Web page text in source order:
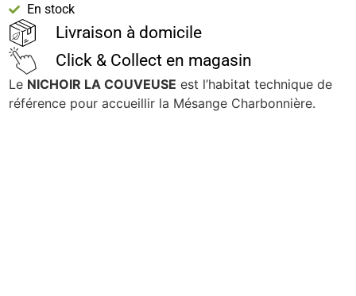
En stock
Livraison à domicile
Click & Collect en magasin
Le NICHOIR LA COUVEUSE est l’habitat technique de
référence pour accueillir la Mésange Charbonnière.